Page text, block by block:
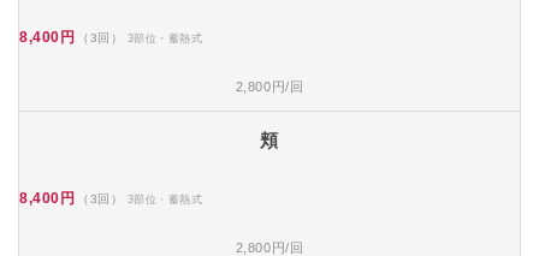
8,400円 （3回） 3部位・蓄熱式
2,800円/回
頬
8,400円 （3回） 3部位・蓄熱式
2,800円/回